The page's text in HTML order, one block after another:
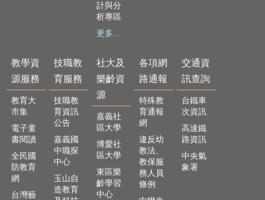
站
導
覽
訂
閱
RSS
站
內
搜
尋
計與分
析專區
更多...
教學資
源服務
教育大
市集
電子童
書閱讀
全民國
防教育
網
台灣藝
技職教
育服務
技職教
育資訊
公告
嘉義國
中職探
中心
玉山自
造教育
社大及
樂齡資
源
嘉義社
區大學
博愛社
區大學
東區樂
齡學習
中心
各項網
路通報
特殊教
育通報
網
違反幼
教法、
教保服
務人員
條例
交通資
訊查詢
台鐵車
次資訊
高速鐵
路資訊
中央氣
象署